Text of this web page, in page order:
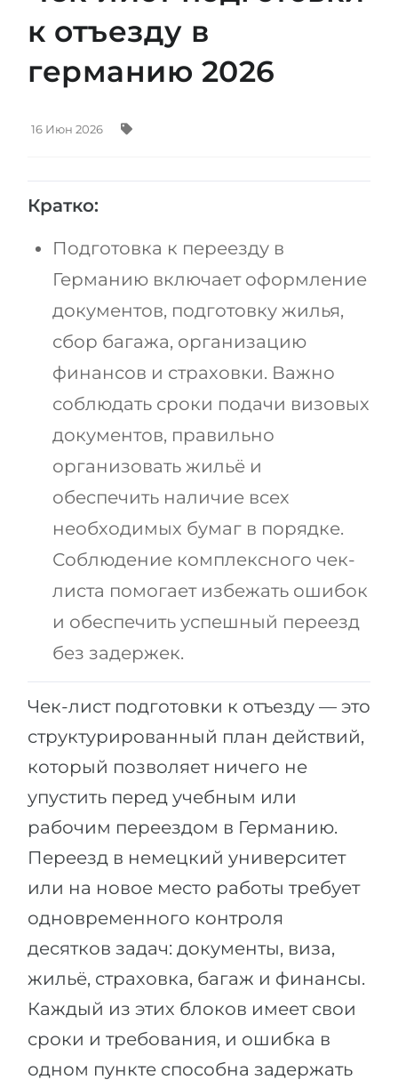
ШТУДИЕНКОЛЛЕГ
Штудиенколлеги
Подготовка к штудиенколлег
Специальные курсы
Математика
Портфолио
ГЕОГРАФИЯ
Земли
Города
ПРОФЕССИИ
Профессии
Специальности
Примеры вакансий
КАРЬЕРНОЕ ОРИЕНТИРОВАНИЕ
Тест Голланда
Тест Карта Интересов
Успех
100%
Наши студенты успешно поступают
КОНСУЛЬТАЦИЯ!
Бакалавриат
Магистратура
ПОСТУПАЕМ ПОСЛЕ...
Школы 12 классов (NIS)
2-3 курса
Бакалавриата
Магистратуры
ПОСТУПАЕМ НА...
Медицина
Инженерия
Физика
Менеджмент
Другая специальность
ПОСТУПАЕМ ИЗ...
Россия
Азербайджан
Беларусь
Другая страна
ЗАПИСАТЬСЯ НА КОНСУЛЬТАЦИЮ
к отъезду в
германию 2026
16 Июн 2026
Кратко:
Подготовка к переезду в
Германию включает оформление
документов, подготовку жилья,
сбор багажа, организацию
финансов и страховки. Важно
соблюдать сроки подачи визовых
документов, правильно
организовать жильё и
обеспечить наличие всех
необходимых бумаг в порядке.
Соблюдение комплексного чек-
листа помогает избежать ошибок
и обеспечить успешный переезд
без задержек.
Чек-лист подготовки к отъезду — это
структурированный план действий,
который позволяет ничего не
упустить перед учебным или
рабочим переездом в Германию.
Переезд в немецкий университет
или на новое место работы требует
одновременного контроля
десятков задач: документы, виза,
жильё, страховка, багаж и финансы.
Каждый из этих блоков имеет свои
сроки и требования, и ошибка в
одном пункте способна задержать